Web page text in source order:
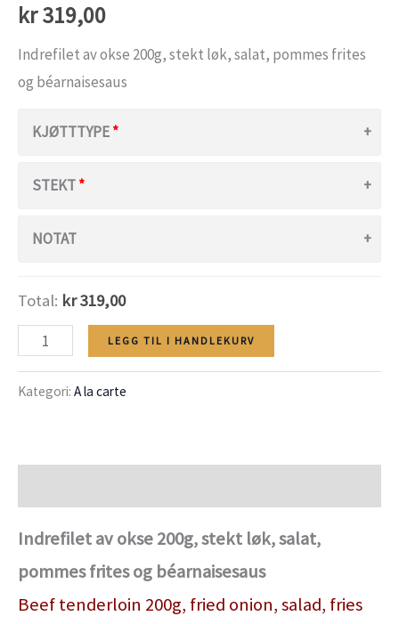
kr319,00
Indrefilet av okse 200g, stekt løk, salat, pommes frites
og béarnaisesaus
KJØTTTYPE
STEKT
NOTAT
Total: kr 319,00
Grillet
antall
LEGG TIL I HANDLEKURV
Kategori: A la carte
Indrefilet av okse 200g, stekt løk, salat,
pommes frites og béarnaisesaus
Beef tenderloin 200g, fried onion, salad, fries